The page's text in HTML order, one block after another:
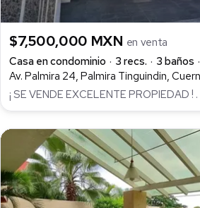
$7,500,000 MXN en venta
Casa en condominio
3 recs. 3 baños
Av. Palmira 24, Palmira Tinguindin,
¡ SE VENDE EXCELENTE PROPIEDAD !